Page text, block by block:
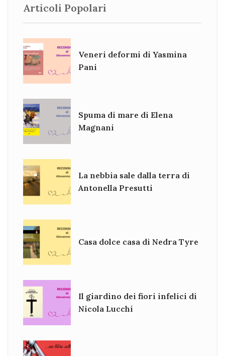
Articoli Popolari
Veneri deformi di Yasmina
Pani
Spuma di mare di Elena
Magnani
La nebbia sale dalla terra di
Antonella Presutti
Casa dolce casa di Nedra Tyre
Il giardino dei fiori infelici di
Nicola Lucchi